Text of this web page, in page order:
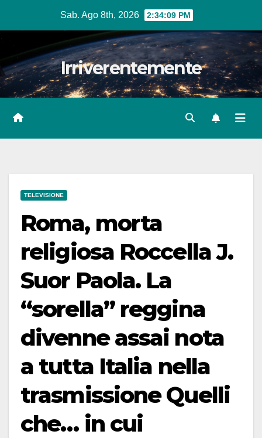
Sab. Ago 8th, 2026 2:34:10 PM
Irriverentemente
TELEVISIONE
Roma, morta
religiosa Roccella J.
Suor Paola. La
“sorella” reggina
divenne assai nota
a tutta Italia nella
trasmissione Quelli
che… in cui